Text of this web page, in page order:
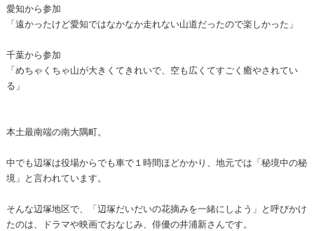
愛知から参加
「遠かったけど愛知ではなかなか走れない山道だったので楽しかった」
千葉から参加
「めちゃくちゃ山が大きくてきれいで、空も広くてすごく癒やされてい
る」
本土最南端の南大隅町。
中でも辺塚は役場からでも車で１時間ほどかかり、地元では「秘境中の秘
境」と言われています。
そんな辺塚地区で、「辺塚だいだいの花摘みを一緒にしよう」と呼びかけ
たのは、ドラマや映画でおなじみ、俳優の井浦新さんです。